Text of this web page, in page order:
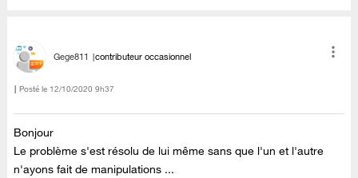
Gege811 contributeur occasionnel
Posté le ‎12/10/2020 9h37
Bonjour
Le problème s'est résolu de lui même sans que l'un et l'autre
n'ayons fait de manipulations ...